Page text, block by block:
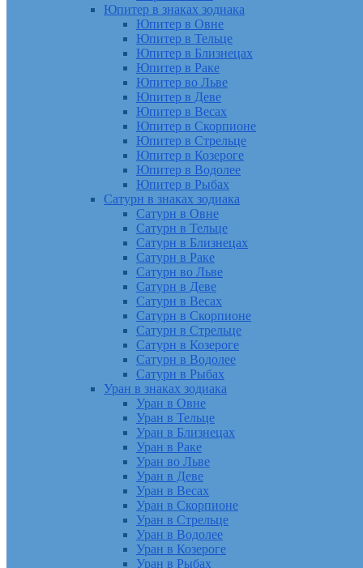
Юпитер в знаках зодиака
Юпитер в Овне
Юпитер в Тельце
Юпитер в Близнецах
Юпитер в Раке
Юпитер во Льве
Юпитер в Деве
Юпитер в Весах
Юпитер в Скорпионе
Юпитер в Стрельце
Юпитер в Козероге
Юпитер в Водолее
Юпитер в Рыбах
Сатурн в знаках зодиака
Сатурн в Овне
Сатурн в Тельце
Сатурн в Близнецах
Сатурн в Раке
Сатурн во Льве
Сатурн в Деве
Сатурн в Весах
Сатурн в Скорпионе
Сатурн в Стрельце
Сатурн в Козероге
Сатурн в Водолее
Сатурн в Рыбах
Уран в знаках зодиака
Уран в Овне
Уран в Тельце
Уран в Близнецах
Уран в Раке
Уран во Льве
Уран в Деве
Уран в Весах
Уран в Скорпионе
Уран в Стрельце
Уран в Водолее
Уран в Козероге
Уран в Рыбах